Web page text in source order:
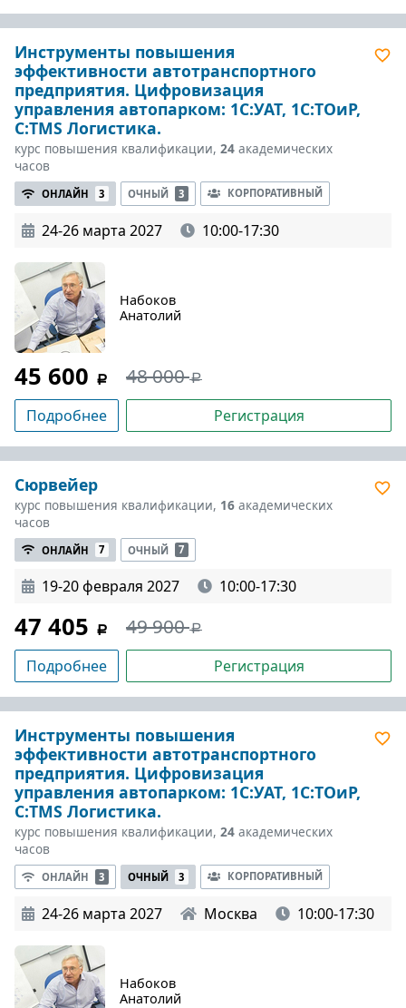
Инструменты повышения
эффективности автотранспортного
предприятия. Цифровизация
управления автопарком: 1С:УАТ, 1С:ТОиР,
С:TMS Логистика.
курс повышения квалификации, 24 академических
часов
ОНЛАЙН 3 ОЧНЫЙ 3 КОРПОРАТИВНЫЙ
24-26 марта 2027 10:00-17:30
Набоков
Анатолий
45 600 48 000
Подробнее Регистрация
Сюрвейер
курс повышения квалификации, 16 академических
часов
ОНЛАЙН 7 ОЧНЫЙ 7
19-20 февраля 2027 10:00-17:30
47 405 49 900
Подробнее Регистрация
Инструменты повышения
эффективности автотранспортного
предприятия. Цифровизация
управления автопарком: 1С:УАТ, 1С:ТОиР,
С:TMS Логистика.
курс повышения квалификации, 24 академических
часов
ОНЛАЙН 3 ОЧНЫЙ 3 КОРПОРАТИВНЫЙ
24-26 марта 2027 Москва 10:00-17:30
Набоков
Анатолий